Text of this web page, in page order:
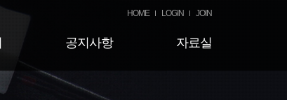
HOME LOGIN JOIN
공지사항 자료실